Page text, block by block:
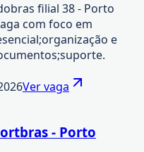
filial 38 - Porto
com foco em
e
Ver vaga
- Porto